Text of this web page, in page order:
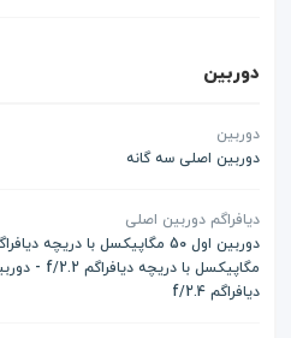
دوربین
دوربین
دوربین اصلی سه گانه
دیافراگم دوربین اصلی
دیافراگم f/2.4